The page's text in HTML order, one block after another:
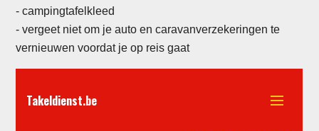
-campingtafelkleed
- vergeet niet om je auto en caravanverzekeringen te
vernieuwen voordat je op reis gaat